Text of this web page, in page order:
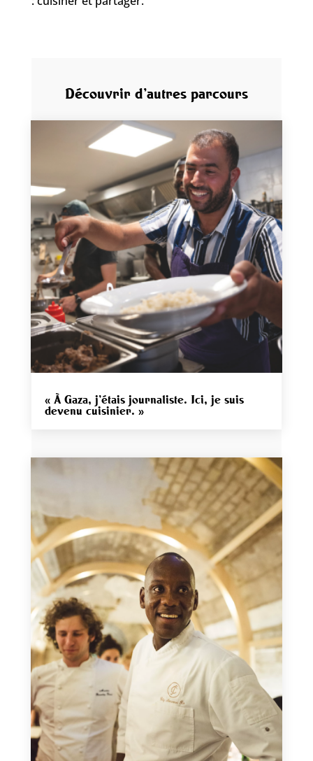
Découvrir d’autres parcours
« À Gaza, j’étais journaliste. Ici, je suis
devenu cuisinier. »